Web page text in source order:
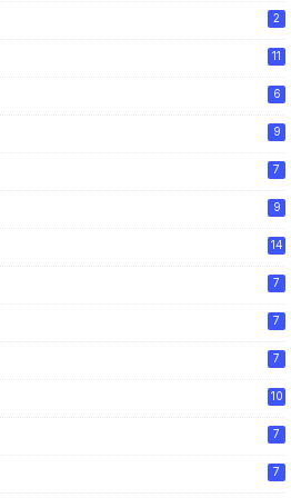
2
11
6
9
7
9
14
7
7
7
10
7
7